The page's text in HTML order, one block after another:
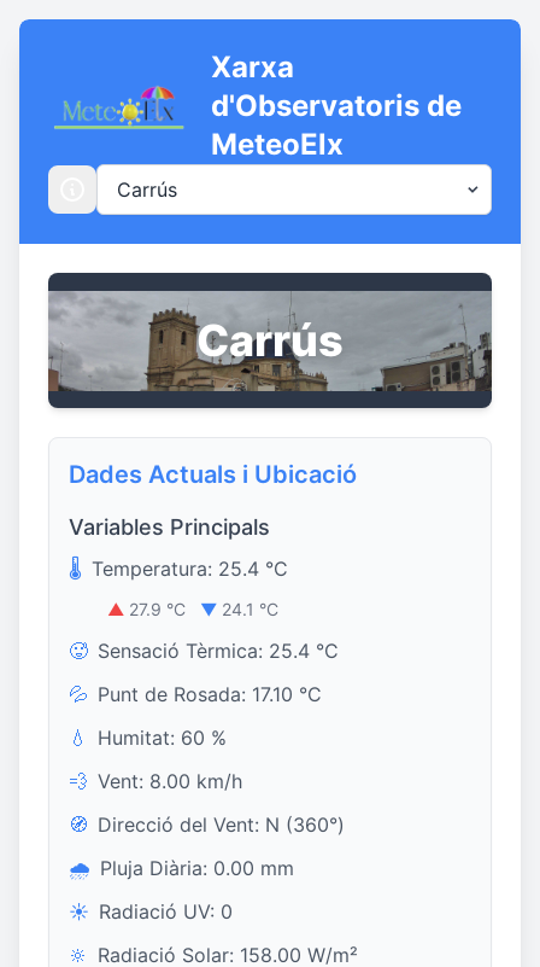
Xarxa
d'Observatoris de
MeteoElx
Carrús
Dades Actuals i Ubicació
Variables Principals
🌡️ Temperatura: 25.4 °C
▲ 27.9 °C ▼ 24.1 °C
🥵 Sensació Tèrmica: 25.4 °C
💦 Punt de Rosada: 17.10 °C
💧
Humitat: 60 %
💨 Vent: 8.00 km/h
🧭 Direcció del Vent: N (360°)
🌧️ Pluja Diària: 0.00 mm
☀️ Radiació UV: 0
🔆 Radiació Solar: 158.00 W/m²